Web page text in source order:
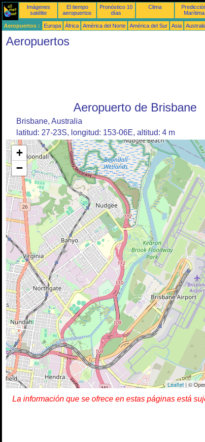
Imágenes
satélite
El tiempo
aeropuertos
Pronóstico 10
días
Clima
Marítima
Aeropuertos : Europa África América del Norte América del Sur Asia
Aeropuertos
Aeropuerto de Brisbane
Brisbane, Australia
latitud: 27-23S, longitud: 153-06E, altitud: 4 m
+
−
Leaflet| ©
La información que se ofrece en estas páginas está